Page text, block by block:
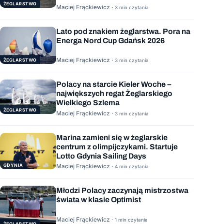
ŻEGLARSTWO Maciej Frąckiewicz · 3 min czytania
ŻEGLARSTWO
Lato pod znakiem żeglarstwa. Pora na
Energa Nord Cup Gdańsk 2026
Maciej Frąckiewicz · 3 min czytania
ŻEGLARSTWO
Polacy na starcie Kieler Woche –
największych regat Żeglarskiego
Wielkiego Szlema
Maciej Frąckiewicz · 3 min czytania
GDYNIA
Marina zamieni się w żeglarskie
centrum z olimpijczykami. Startuje
Lotto Gdynia Sailing Days
Maciej Frąckiewicz · 4 min czytania
Młodzi Polacy zaczynają mistrzostwa
świata w klasie Optimist
Maciej Frąckiewicz · 1 min czytania